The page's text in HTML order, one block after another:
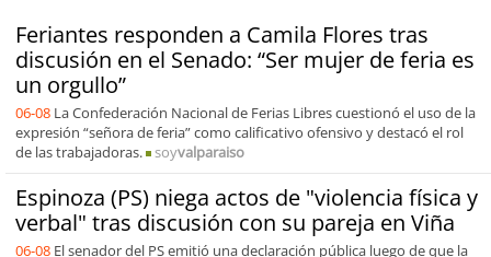
Feriantes responden a Camila Flores tras
discusión en el Senado: “Ser mujer de feria es
un orgullo”
06-08 La Confederación Nacional de Ferias Libres cuestionó el uso de la
expresión “señora de feria” como calificativo ofensivo y destacó el rol
de las trabajadoras.
soyvalparaiso
Espinoza (PS) niega actos de "violencia física y
verbal" tras discusión con su pareja en Viña
06-08 El senador del PS emitió una declaración pública luego de que la